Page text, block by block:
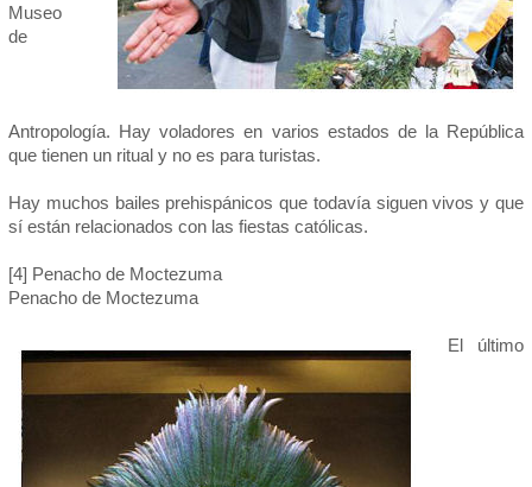
Museo
de
Antropología. Hay voladores en varios estados de la República
que tienen un ritual y no es para turistas.
Hay muchos bailes prehispánicos que todavía siguen vivos y que
sí están relacionados con las fiestas católicas.
[4] Penacho de Moctezuma
Penacho de Moctezuma
El último